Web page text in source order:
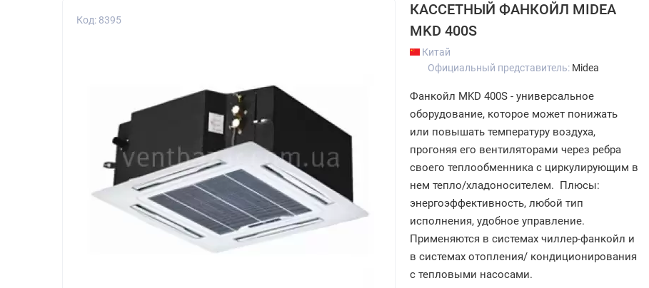
Код: 8395
КАССЕТНЫЙ ФАНКОЙЛ MIDEA
MKD 400S
Китай
Официальный представитель: Midea
Фанкойл MKD 400S - универсальное
оборудование, которое может понижать
или повышать температуру воздуха,
прогоняя его вентиляторами через ребра
своего теплообменника с циркулирующим в
нем тепло/хладоносителем. Плюсы:
энергоэффективность, любой тип
исполнения, удобное управление.
Применяются в системах чиллер-фанкойл и
в системах отопления/ кондиционирования
с тепловыми насосами.